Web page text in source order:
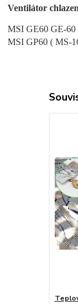
Ventilátor
MSI GE60 GE-
MSI GP60 ( MS-